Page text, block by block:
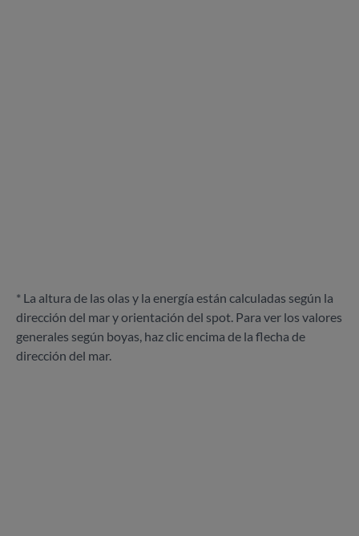
* La altura de las olas y la energía están calculadas según la
dirección del mar y orientación del spot. Para ver los valores
generales según boyas, haz clic encima de la flecha de
dirección del mar.